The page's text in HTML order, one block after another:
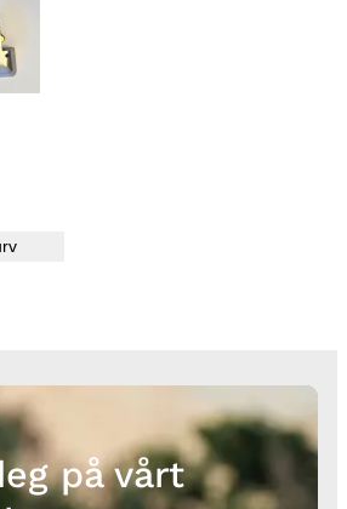
på vårt